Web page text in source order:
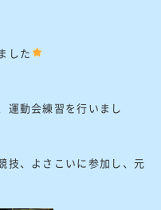
した
運動会練習を行いまし
技、よさこいに参加し、元